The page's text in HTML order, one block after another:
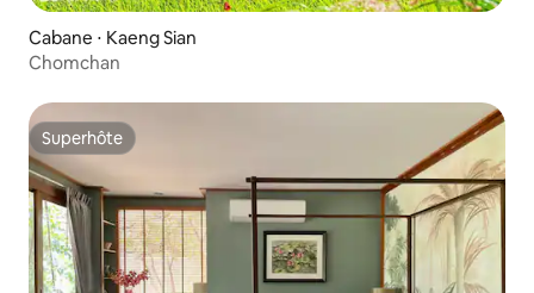
Cabane ⋅ Kaeng Sian
Chomchan
Superhôte
Superhôte